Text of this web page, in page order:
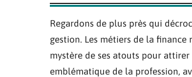
Regardons de plus près qui
gestion. Les métiers de la
mystère de ses atouts pour
emblématique de la profession,